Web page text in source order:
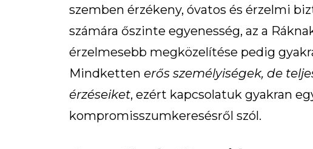
szemben érzékeny, óvatos és érzelmi
számára őszinte egyenesség, az a
érzelmesebb megközelítése pedig
Mindketten erős személyiségek, de
érzéseiket, ezért kapcsolatuk gyakran
kompromisszumkeresésről szól.